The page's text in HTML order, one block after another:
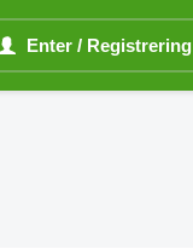
Enter / Registrering